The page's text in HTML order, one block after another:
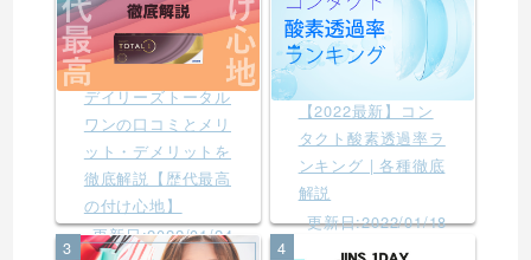
デイリーズトータル
ワンの口コミとメリ
ット・デメリットを
徹底解説【歴代最高
の付け心地】
更新日:2022/01/24
【2022最新】コン
タクト酸素透過率ラ
ンキング | 各種徹底
解説
更新日:2022/01/18
3
4